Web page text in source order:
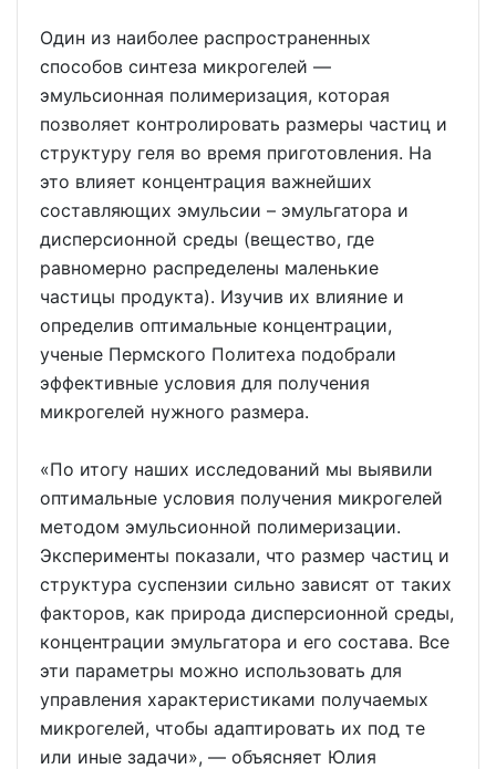
Один из наиболее распространенных
способов синтеза микрогелей —
эмульсионная полимеризация, которая
позволяет контролировать размеры частиц и
структуру геля во время приготовления. На
это влияет концентрация важнейших
составляющих эмульсии – эмульгатора и
дисперсионной среды (вещество, где
равномерно распределены маленькие
частицы продукта). Изучив их влияние и
определив оптимальные концентрации,
ученые Пермского Политеха подобрали
эффективные условия для получения
микрогелей нужного размера.
«По итогу наших исследований мы выявили
оптимальные условия получения микрогелей
методом эмульсионной полимеризации.
Эксперименты показали, что размер частиц и
структура суспензии сильно зависят от таких
факторов, как природа дисперсионной среды,
концентрации эмульгатора и его состава. Все
эти параметры можно использовать для
управления характеристиками получаемых
микрогелей, чтобы адаптировать их под те
или иные задачи», — объясняет Юлия